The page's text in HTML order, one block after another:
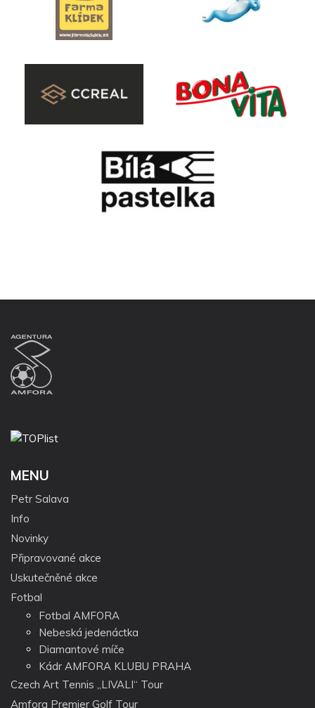
MENU
Petr Salava
Info
Novinky
Připravované akce
Uskutečněné akce
Fotbal
Fotbal AMFORA
Nebeská jedenáctka
Diamantové míče
Kádr AMFORA KLUBU PRAHA
Czech Art Tennis „LIVALI“ Tour
Amfora Premier Golf Tour